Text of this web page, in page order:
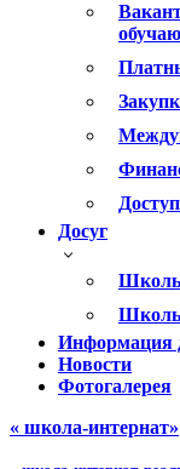
Досуг
Информация
Новости
Фотогалерея
« школа-интернат»